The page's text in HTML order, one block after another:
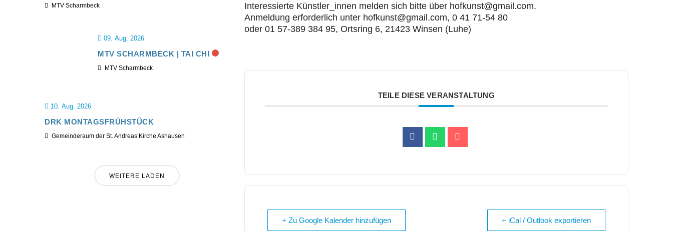
MTV Scharmbeck
09. Aug. 2026
MTV SCHARMBECK | TAI CHI
MTV Scharmbeck
10. Aug. 2026
DRK MONTAGSFRÜHSTÜCK
Gemeinderaum der St. Andreas Kirche Ashausen
WEITERE LADEN
Interessierte Künstler_innen melden sich bitte über hofkunst@gmail.com.
Anmeldung erforderlich unter hofkunst@gmail.com, 0 41 71-54 80
oder 01 57-389 384 95, Ortsring 6, 21423 Winsen (Luhe)
TEILE DIESE VERANSTALTUNG
+ Zu Google Kalender hinzufügen + iCal / Outlook exportieren